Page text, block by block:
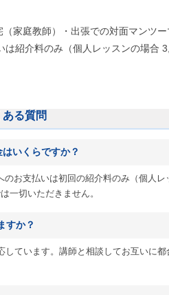
家庭教師）・出張での対面マンツー
は紹介料のみ（個人レッスンの場合
る質問
いくらですか？
お支払いは初回の紹介料のみ（個人レ
一切いただきません。
すか？
ています。講師と相談してお互いに都